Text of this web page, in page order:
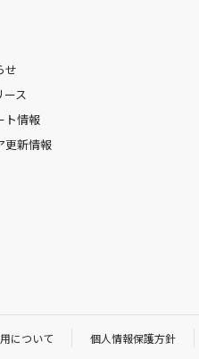
せ
ース
ト情報
更新情報
について 個人情報保護方針